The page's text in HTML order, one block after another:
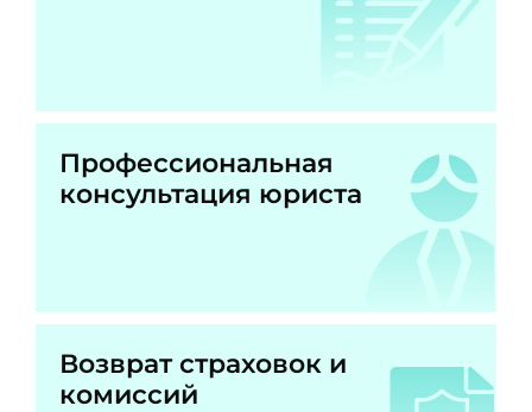
Профессиональная
консультация юриста
Возврат страховок и
комиссий